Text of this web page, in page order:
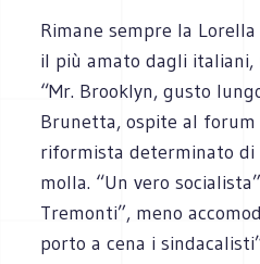
Rimane sempre la
il più amato dagli italiani,
“Mr. Brooklyn, gusto
Brunetta, ospite al forum
riformista determinato di
molla. “Un vero
Tremonti”, meno
porto a cena i